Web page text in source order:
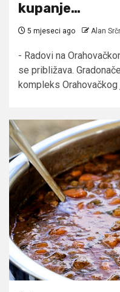
kupanje…
5 mjeseci ago Alan
- Radovi na
se približava.
kompleks Orahovačkog